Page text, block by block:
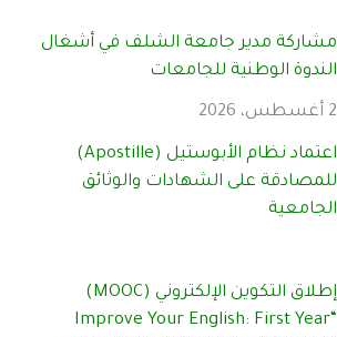
مشاركة مدير جامعة الشلف في أشغال
الندوة الوطنية للجامعات
2 أغسطس، 2026
اعتماد نظام الأبوستيل (Apostille)
للمصادقة على الشهادات والوثائق
الجامعية
إطلاق التكوين الإلكتروني (MOOC)
“Improve Your English: First Year